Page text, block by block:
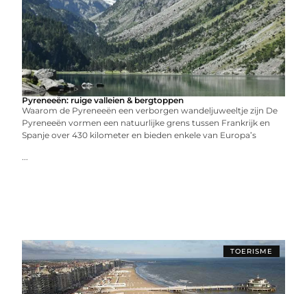
Pyreneeën: ruige valleien & bergtoppen
Waarom de Pyreneeën een verborgen wandeljuweeltje zijn De
Pyreneeën vormen een natuurlijke grens tussen Frankrijk en
Spanje over 430 kilometer en bieden enkele van Europa’s
...
TOERISME